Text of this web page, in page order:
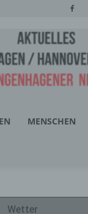
MENSCHEN
Wetter